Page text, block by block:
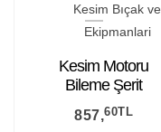
Kesim Bıçak ve
Ekipmanlari
Kesim Motoru
Bileme Şerit
JAPON
857,60TL